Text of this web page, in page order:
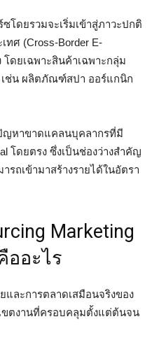
โดยรวมจะเริ่มเข้าสู่ภาวะปกติ
ทศ (Cross-Border E-
ดยเฉพาะสินค้าเฉพาะกลุ่ม
เช่น ผลิตภัณฑ์สปา ออร์แกนิก
ญหาขาดแคลนบุคลากรที่มี
โดยตรง ซึ่งเป็นช่องว่างสำคัญ
รถเข้ามาสร้างรายได้ในอัตรา
Marketing
ออะไร
ละการตลาดเสมือนจริงของ
ขตงานที่ครอบคลุมตั้งแต่ต้นจน